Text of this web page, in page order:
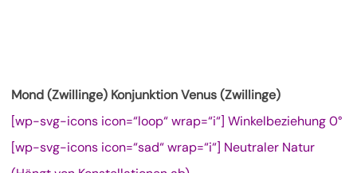
Mond (Zwillinge) Konjunktion Venus (Zwillinge)
[wp-svg-icons icon=“loop“ wrap=“i“] Winkelbeziehung 0°
[wp-svg-icons icon=“sad“ wrap=“i“] Neutraler Natur